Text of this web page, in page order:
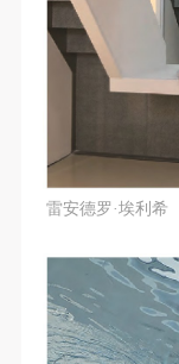
雷安德罗·埃利希